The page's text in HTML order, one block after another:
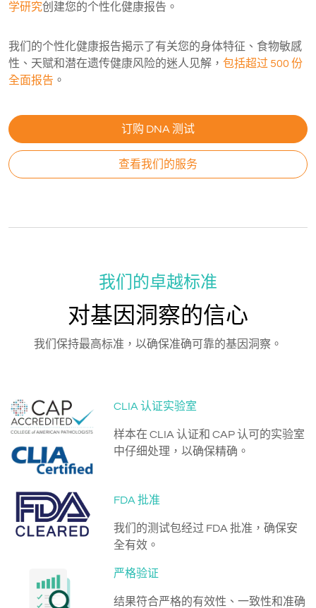
学研究创建您的个性化健康报告。
我们的个性化健康报告揭示了有关您的身体特征、食物敏感
性、天赋和潜在遗传健康风险的迷人见解， 包括超过 500 份
全面报告 。
订购 DNA 测试
查看我们的服务
我们的卓越标准
对基因洞察的信心
我们保持最高标准，以确保准确可靠的基因洞察。
CLIA 认证实验室
样本在 CLIA 认证和 CAP 认可的实验室
中仔细处理，以确保精确。
FDA 批准
我们的测试包经过 FDA 批准，确保安
全有效。
严格验证
结果符合严格的有效性、一致性和准确